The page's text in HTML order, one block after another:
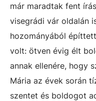
már maradtak fent
visegrádi vár oldalán
hozományából
volt: ötven évig élt
annak ellenére, hogy
Mária az évek során
szentet és boldogot